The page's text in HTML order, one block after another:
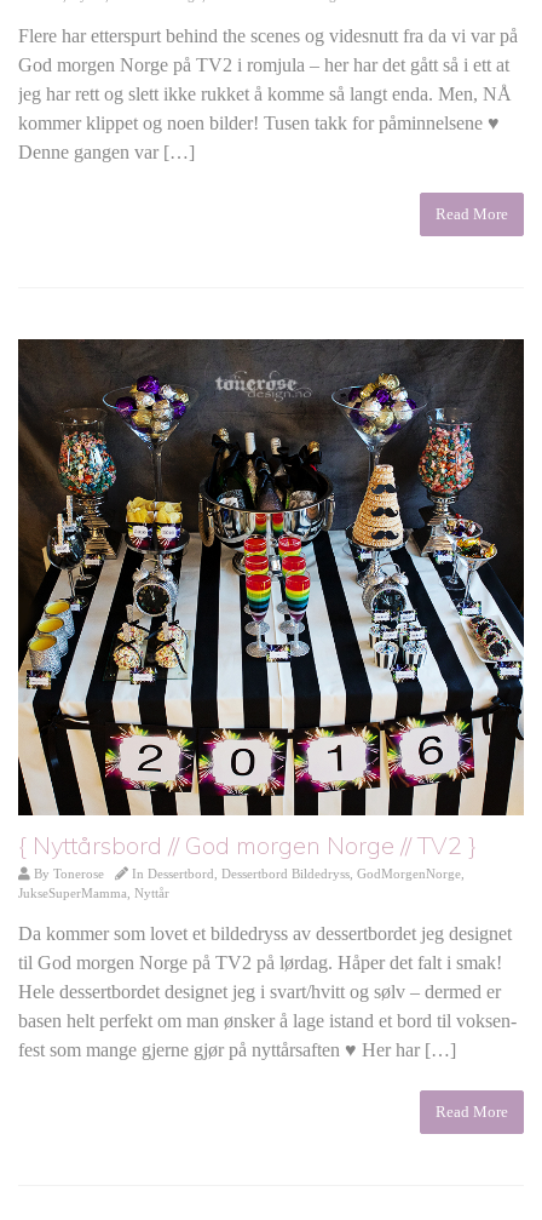
Flere har etterspurt behind the scenes og videsnutt fra da vi var på
God morgen Norge på TV2 i romjula – her har det gått så i ett at
jeg har rett og slett ikke rukket å komme så langt enda. Men, NÅ
kommer klippet og noen bilder! Tusen takk for påminnelsene ♥
Denne gangen var […]
Read More
{ Nyttårsbord // God morgen Norge // TV2 }
By Tonerose In Dessertbord Dessertbord Bildedryss GodMorgenNorge
JukseSuperMamma Nyttår
Da kommer som lovet et bildedryss av dessertbordet jeg designet
til God morgen Norge på TV2 på lørdag. Håper det falt i smak!
Hele dessertbordet designet jeg i svart/hvitt og sølv – dermed er
basen helt perfekt om man ønsker å lage istand et bord til voksen-
fest som mange gjerne gjør på nyttårsaften ♥ Her har […]
Read More